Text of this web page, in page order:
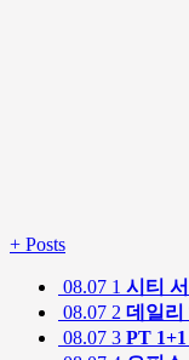
+ Posts
08.07 1 시티
08.07 2 데일리
08.07 3 PT